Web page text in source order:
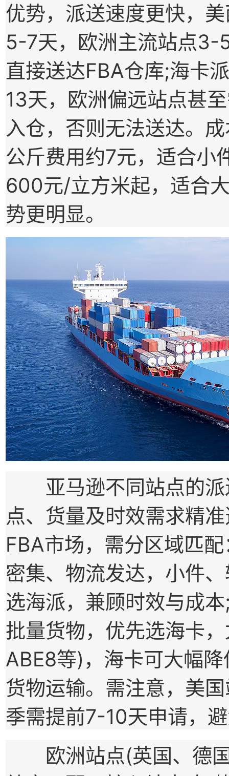
优势，派送速度更快，
5-7天，欧洲主流站点3-
直接送达FBA仓库;海卡
13天，欧洲偏远站点甚
入仓，否则无法送达。
公斤费用约7元，适合小
600元/立方米起，适合
势更明显。
亚马逊不同站点的派
点、货量及时效需求精
FBA市场，需分区域匹
密集、物流发达，小件
选海派，兼顾时效与成
批量货物，优先选海卡
ABE8等)，海卡可大幅
货物运输。需注意，美
季需提前7-10天申请，
欧洲站点(英国、德国